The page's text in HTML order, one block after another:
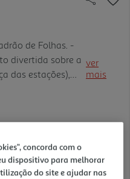
de Folhas. -
divertida sobre a
das estações),
as mentes
Capa com foil
ver
mais
concorda com o
dispositivo para melhorar
do site e ajudar nas